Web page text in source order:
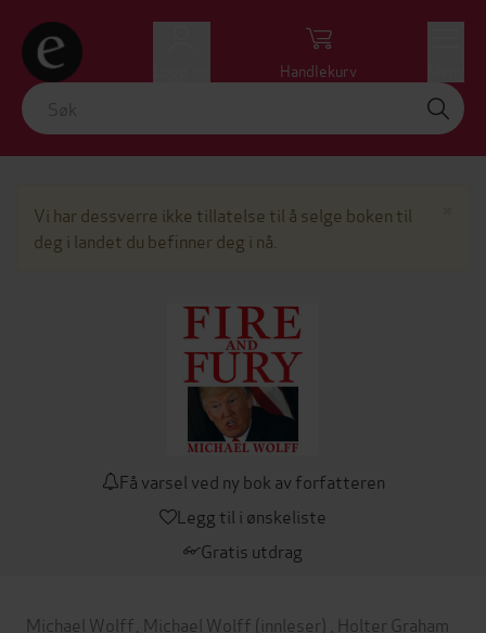
Handlekurv
Vi har dessverre ikke tillatelse til å selge boken til
deg i landet du befinner deg i nå.
Få varsel ved ny bok av forfatteren
Legg til i ønskeliste
Gratis utdrag
Michael Wolff Michael Wolff (innleser) Holter Graham